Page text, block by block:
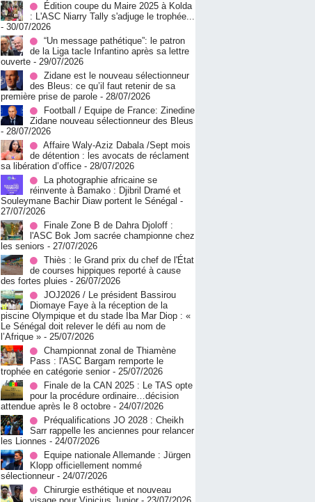
Édition coupe du Maire 2025 à Kolda
: L'ASC Niarry Tally s'adjuge le trophée...
- 30/07/2026
“Un message pathétique”: le patron
de la Liga tacle Infantino après sa lettre
ouverte - 29/07/2026
Zidane est le nouveau sélectionneur
des Bleus: ce qu’il faut retenir de sa
première prise de parole - 28/07/2026
Football / Equipe de France: Zinedine
Zidane nouveau sélectionneur des Bleus
- 28/07/2026
Affaire Waly-Aziz Dabala /Sept mois
de détention : les avocats de réclament
sa libération d’office - 28/07/2026
La photographie africaine se
réinvente à Bamako : Djibril Dramé et
Souleymane Bachir Diaw portent le Sénégal -
27/07/2026
Finale Zone B de Dahra Djoloff :
l'ASC Bok Jom sacrée championne chez
les seniors - 27/07/2026
Thiès : le Grand prix du chef de l'État
de courses hippiques reporté à cause
des fortes pluies - 26/07/2026
JOJ2026 / Le président Bassirou
Diomaye Faye à la réception de la
piscine Olympique et du stade Iba Mar Diop : «
Le Sénégal doit relever le défi au nom de
l’Afrique » - 25/07/2026
Championnat zonal de Thiamène
Pass : l'ASC Bargam remporte le
trophée en catégorie senior - 25/07/2026
Finale de la CAN 2025 : Le TAS opte
pour la procédure ordinaire…décision
attendue après le 8 octobre - 24/07/2026
Préqualifications JO 2028 : Cheikh
Sarr rappelle les anciennes pour relancer
les Lionnes - 24/07/2026
Equipe nationale Allemande : Jürgen
Klopp officiellement nommé
sélectionneur - 24/07/2026
Chirurgie esthétique et nouveau